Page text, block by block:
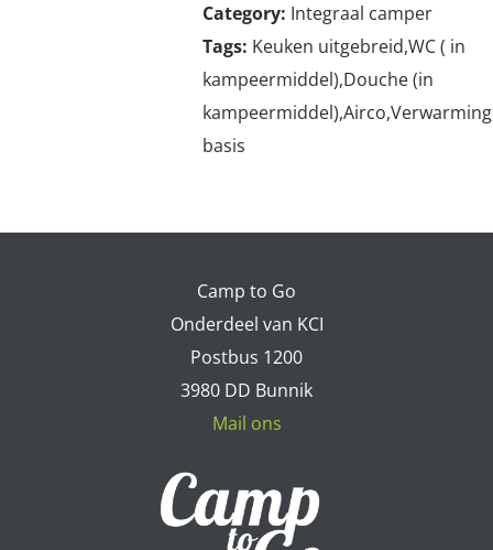
Category: Integraal camper
Tags: Keuken uitgebreid,WC ( in
kampeermiddel),Douche (in
basis
Camp to Go
Onderdeel van KCI
Postbus 1200
3980 DD Bunnik
Mail ons